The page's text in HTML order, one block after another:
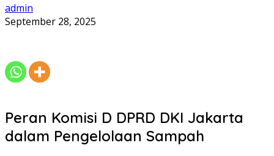
admin
September 28, 2025
Peran Komisi D DPRD DKI Jakarta
dalam Pengelolaan Sampah